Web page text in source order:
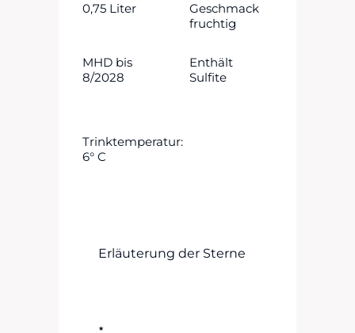
0,75 Liter
Geschmack
fruchtig
MHD bis
8/2028
Enthält
Sulfite
Trinktemperatur:
6° C
Erläuterung der Sterne
★